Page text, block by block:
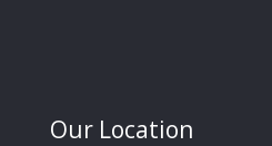
Our Location